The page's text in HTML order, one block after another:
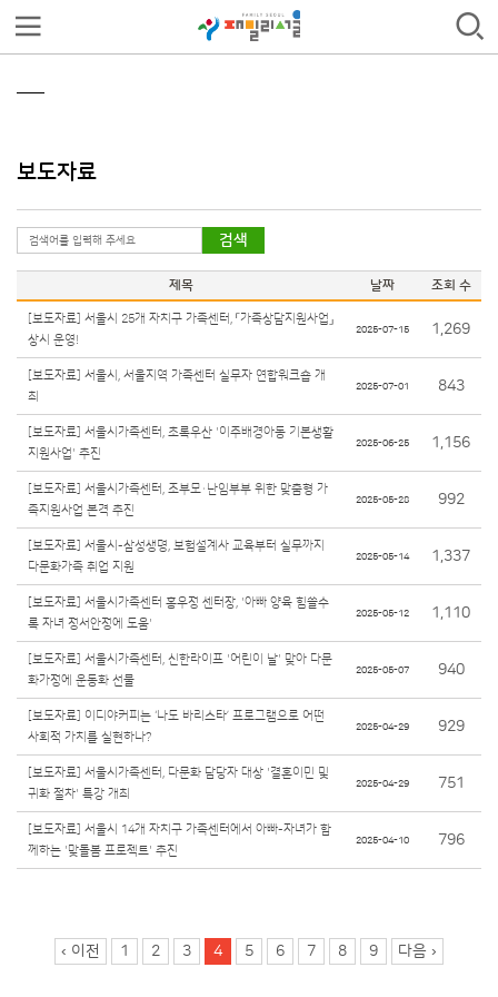
보도자료
검색
제목 날짜 조회 수
[보도자료] 서울시 25개 자치구 가족센터, 「가족상담지원사업」
상시 운영!
2025-07-15 1,269
[보도자료] 서울시, 서울지역 가족센터 실무자 연합워크숍 개
최
2025-07-01 843
[보도자료] 서울시가족센터, 초록우산 '이주배경아동 기본생활
지원사업' 추진
2025-06-25 1,156
[보도자료] 서울시가족센터, 조부모·난임부부 위한 맞춤형 가
족지원사업 본격 추진
2025-05-28 992
[보도자료] 서울시-삼성생명, 보험설계사 교육부터 실무까지
다문화가족 취업 지원
2025-05-14 1,337
[보도자료] 서울시가족센터 홍우정 센터장, '아빠 양육 힘쓸수
록 자녀 정서안정에 도움'
2025-05-12 1,110
[보도자료] 서울시가족센터, 신한라이프 '어린이 날' 맞아 다문
화가정에 운동화 선물
2025-05-07 940
[보도자료] 이디야커피는 ‘나도 바리스타’ 프로그램으로 어떤
사회적 가치를 실현하나?
2025-04-29 929
[보도자료] 서울시가족센터, 다문화 담당자 대상 '결혼이민 및
귀화 절차' 특강 개최
2025-04-29 751
[보도자료] 서울시 14개 자치구 가족센터에서 아빠-자녀가 함
께하는 '맞돌봄 프로젝트' 추진
2025-04-10 796
‹ 이전 1 2 3 4 5 6 7 8 9 다음 ›